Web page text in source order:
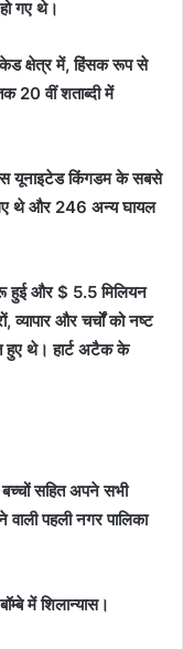
गए थे।
क्षेत्र में, हिंसक रूप से
20 वीं शताब्दी में
यूनाइटेड किंगडम के सबसे
थे और 246 अन्य घायल
हुई और $ 5.5 मिलियन
और चर्चों को नष्ट
हुए थे। हार्ट अटैक के
सहित अपने सभी
पहली नगर पालिका
में शिलान्यास।